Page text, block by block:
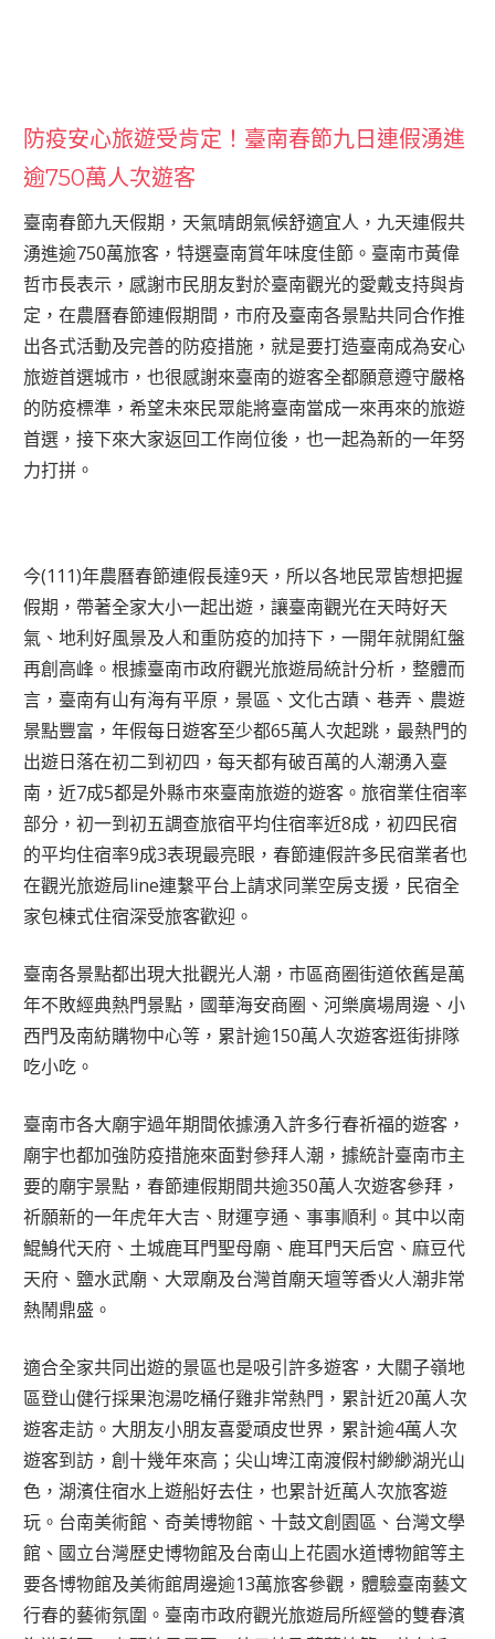
防疫安心旅遊受肯定！臺南春節九日連假湧進
逾750萬人次遊客
臺南春節九天假期，天氣晴朗氣候舒適宜人，九天連假共
湧進逾750萬旅客，特選臺南賞年味度佳節。臺南市黃偉
哲市長表示，感謝市民朋友對於臺南觀光的愛戴支持與肯
定，在農曆春節連假期間，市府及臺南各景點共同合作推
出各式活動及完善的防疫措施，就是要打造臺南成為安心
旅遊首選城市，也很感謝來臺南的遊客全都願意遵守嚴格
的防疫標準，希望未來民眾能將臺南當成一來再來的旅遊
首選，接下來大家返回工作崗位後，也一起為新的一年努
力打拼。
今(111)年農曆春節連假長達9天，所以各地民眾皆想把握
假期，帶著全家大小一起出遊，讓臺南觀光在天時好天
氣、地利好風景及人和重防疫的加持下，一開年就開紅盤
再創高峰。根據臺南市政府觀光旅遊局統計分析，整體而
言，臺南有山有海有平原，景區、文化古蹟、巷弄、農遊
景點豐富，年假每日遊客至少都65萬人次起跳，最熱門的
出遊日落在初二到初四，每天都有破百萬的人潮湧入臺
南，近7成5都是外縣市來臺南旅遊的遊客。旅宿業住宿率
部分，初一到初五調查旅宿平均住宿率近8成，初四民宿
的平均住宿率9成3表現最亮眼，春節連假許多民宿業者也
在觀光旅遊局line連繫平台上請求同業空房支援，民宿全
家包棟式住宿深受旅客歡迎。
臺南各景點都出現大批觀光人潮，市區商圈街道依舊是萬
年不敗經典熱門景點，國華海安商圈、河樂廣場周邊、小
西門及南紡購物中心等，累計逾150萬人次遊客逛街排隊
吃小吃。
臺南市各大廟宇過年期間依據湧入許多行春祈福的遊客，
廟宇也都加強防疫措施來面對參拜人潮，據統計臺南市主
要的廟宇景點，春節連假期間共逾350萬人次遊客參拜，
祈願新的一年虎年大吉、財運亨通、事事順利。其中以南
鯤鯓代天府、土城鹿耳門聖母廟、鹿耳門天后宮、麻豆代
天府、鹽水武廟、大眾廟及台灣首廟天壇等香火人潮非常
熱鬧鼎盛。
適合全家共同出遊的景區也是吸引許多遊客，大關子嶺地
區登山健行採果泡湯吃桶仔雞非常熱門，累計近20萬人次
遊客走訪。大朋友小朋友喜愛頑皮世界，累計逾4萬人次
遊客到訪，創十幾年來高；尖山埤江南渡假村緲緲湖光山
色，湖濱住宿水上遊船好去住，也累計近萬人次旅客遊
玩。台南美術館、奇美博物館、十鼓文創園區、台灣文學
館、國立台灣歷史博物館及台南山上花園水道博物館等主
要各博物館及美術館周邊逾13萬旅客參觀，體驗臺南藝文
行春的藝術氛圍。臺南市政府觀光旅遊局所經營的雙春濱